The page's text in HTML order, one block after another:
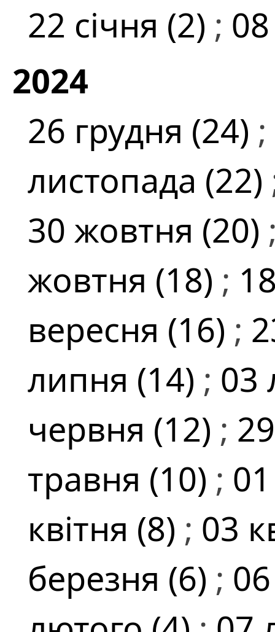
22 січня (2) ;
2024
26 грудня (24) ;
листопада (22)
30 жовтня (20)
жовтня (18) ;
вересня (16) ;
липня (14) ; 03
червня (12) ;
травня (10) ;
квітня (8) ; 03
березня (6) ;